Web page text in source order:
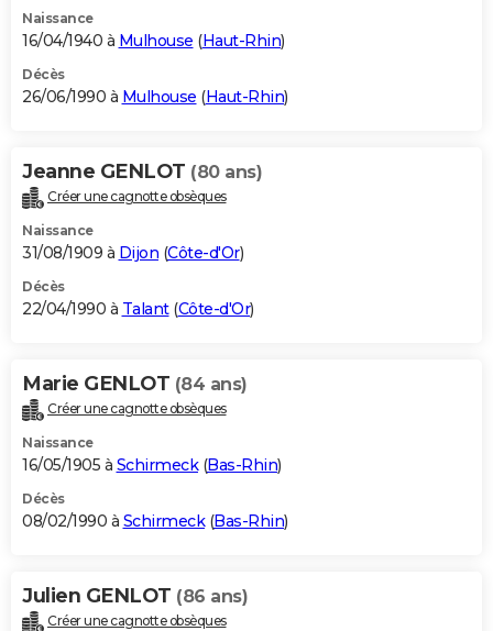
Naissance
16/04/1940 à Mulhouse (Haut-Rhin)
Décès
26/06/1990 à Mulhouse (Haut-Rhin)
Jeanne GENLOT (80 ans)
Créer une cagnotte obsèques
Naissance
31/08/1909 à Dijon (Côte-d'Or)
Décès
22/04/1990 à Talant(Côte-d'Or)
Marie GENLOT (84 ans)
Créer une cagnotte obsèques
Naissance
16/05/1905 à Schirmeck(Bas-Rhin)
Décès
08/02/1990 à Schirmeck(Bas-Rhin)
Julien GENLOT (86 ans)
Créer une cagnotte obsèques